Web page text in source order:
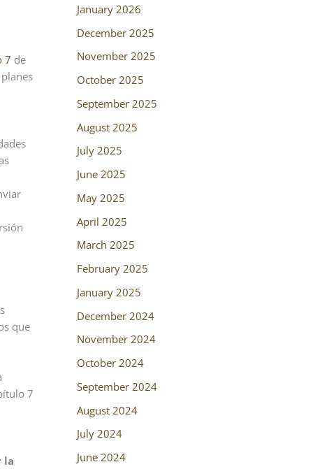
7 de
que
7
la
January 2026
December 2025
November 2025
October 2025
September 2025
August 2025
July 2025
June 2025
May 2025
April 2025
March 2025
February 2025
January 2025
December 2024
November 2024
October 2024
September 2024
August 2024
July 2024
June 2024